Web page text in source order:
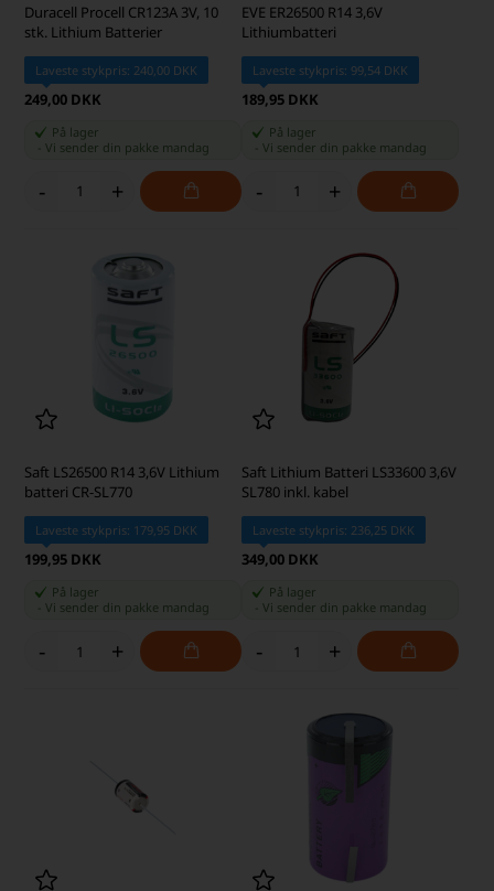
Duracell Procell CR123A 3V, 10
stk. Lithium Batterier
Laveste stykpris: 240,00 DKK
249,00 DKK
På lager
-Vi sender din pakke mandag
- +
EVE ER26500 R14 3,6V
Lithiumbatteri
Laveste stykpris: 99,54 DKK
189,95 DKK
På lager
Vi sender din pakke mandag
- +
Saft LS26500 R14 3,6V Lithium
batteri CR-SL770
Laveste stykpris: 179,95 DKK
199,95 DKK
På lager
-Vi sender din pakke mandag
- +
Saft Lithium Batteri LS33600 3,6V
SL780 inkl. kabel
Laveste stykpris: 236,25 DKK
349,00 DKK
På lager
Vi sender din pakke mandag
- +